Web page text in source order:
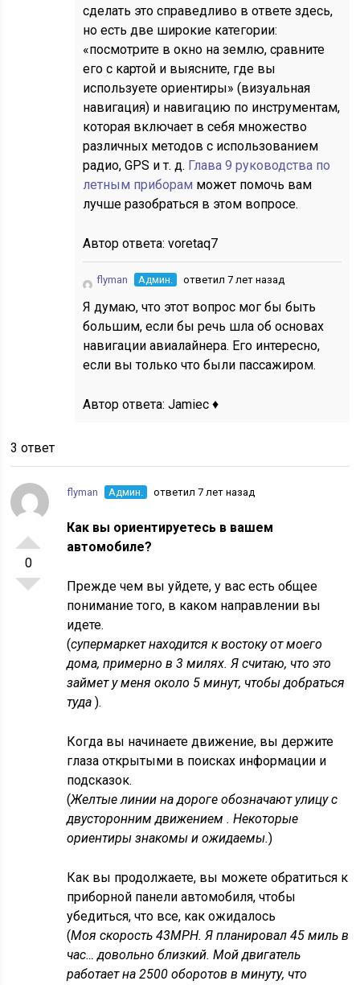
сделать это справедливо в ответе здесь,
но есть две широкие категории:
«посмотрите в окно на землю, сравните
его с картой и выясните, где вы
используете ориентиры» (визуальная
навигация) и навигацию по инструментам,
которая включает в себя множество
различных методов с использованием
радио, GPS и т. д. Глава 9 руководства по
летным приборам может помочь вам
лучше разобраться в этом вопросе.
Автор ответа:voretaq7
flyman Админ. ответил 7 лет назад
Я думаю, что этот вопрос мог бы быть
большим, если бы речь шла об основах
навигации авиалайнера. Его интересно,
если вы только что были пассажиром.
Автор ответа:Jamiec ♦
3 ответ
0
flyman Админ. ответил 7 лет назад
Как вы ориентируетесь в вашем
автомобиле?
Прежде чем вы уйдете, у вас есть общее
понимание того, в каком направлении вы
идете.
(супермаркет находится к востоку от моего
дома, примерно в 3 милях. Я считаю, что это
займет у меня около 5 минут, чтобы добраться
туда).
Когда вы начинаете движение, вы держите
глаза открытыми в поисках информации и
подсказок.
(Желтые линии на дороге обозначают улицу с
двусторонним движением . Некоторые
ориентиры знакомы и ожидаемы.)
Как вы продолжаете, вы можете обратиться к
приборной панели автомобиля, чтобы
убедиться, что все, как ожидалось
(Моя скорость 43MPH. Я планировал 45 миль в
час… довольно близкий. Мой двигатель
работает на 2500 оборотов в минуту, что